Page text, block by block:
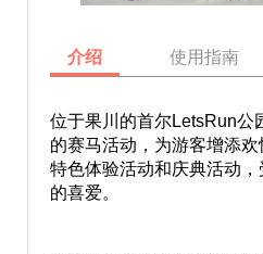
介绍 使用指南
位于果川的首尔LetsRun公
的赛马活动，为游客增添
特色体验活动和庆典活动
的喜爱。